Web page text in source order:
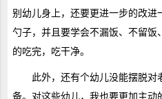
别幼儿身上，还要更进一步的改进
勺子，并且要学会不漏饭、不留
的吃完，吃干净。
此外，还有个幼儿没能摆脱对
备。对这些幼儿，我也要更加主动